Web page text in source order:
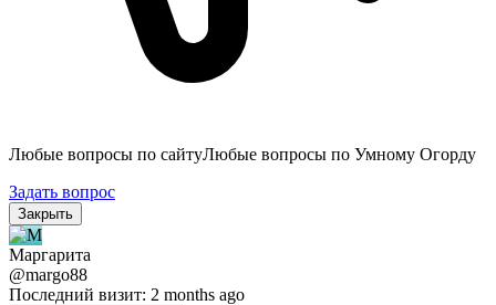
Любые вопросы по сайтуЛюбые вопросы по Умному Огорду
Задать вопрос
Закрыть
Маргарита
@margo88
Последний визит: 2 months ago